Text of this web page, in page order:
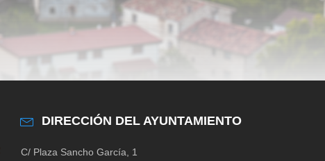
DIRECCIÓN DEL AYUNTAMIENTO
C/ Plaza Sancho García, 1